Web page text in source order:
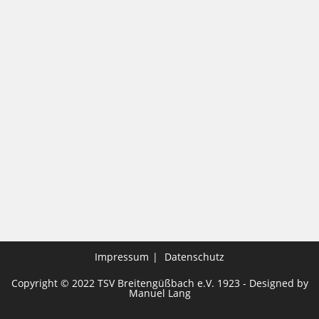
Impressum
Datenschutz
Copyright © 2022 TSV Breitengüßbach e.V. 1923 - Designed by
Manuel Lang